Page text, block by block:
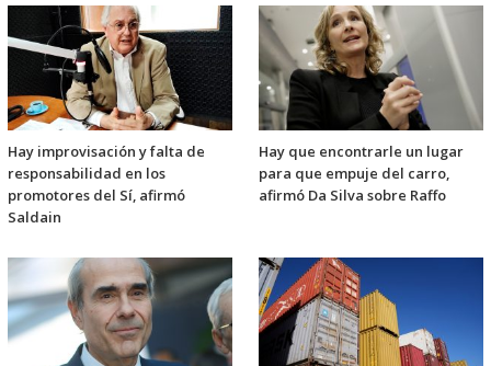
Hay improvisación y falta de
responsabilidad en los
promotores del Sí, afirmó
Saldain
Hay que encontrarle un lugar
para que empuje del carro,
afirmó Da Silva sobre Raffo